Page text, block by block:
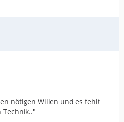
nötigen Willen und es fehlt
Technik.."